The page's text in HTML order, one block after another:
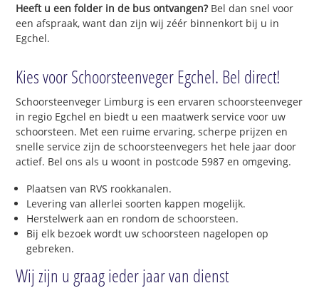
Heeft u een folder in de bus ontvangen?Bel dan snel voor
een afspraak, want dan zijn wij zéér binnenkort bij u in
Egchel.
Kies voor Schoorsteenveger Egchel. Bel direct!
Schoorsteenveger Limburg is een ervaren schoorsteenveger
in regio Egchel en biedt u een maatwerk service voor uw
schoorsteen. Met een ruime ervaring, scherpe prijzen en
snelle service zijn de schoorsteenvegers het hele jaar door
actief. Bel ons als u woont in postcode 5987 en omgeving.
Plaatsen van RVS rookkanalen.
Levering van allerlei soorten kappen mogelijk.
Herstelwerk aan en rondom de schoorsteen.
Bij elk bezoek wordt uw schoorsteen nagelopen op
gebreken.
Wij zijn u graag ieder jaar van dienst